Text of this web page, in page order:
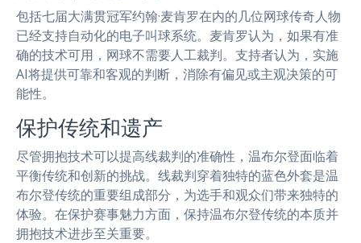
包括七届大满贯冠军约翰·麦肯罗在内的几位网球传奇人物
已经支持自动化的电子叫球系统。麦肯罗认为，如果有准
确的技术可用，网球不需要人工裁判。支持者认为，实施
AI将提供可靠和客观的判断，消除有偏见或主观决策的可
能性。
保护传统和遗产
尽管拥抱技术可以提高线裁判的准确性，温布尔登面临着
平衡传统和创新的挑战。线裁判穿着独特的蓝色外套是温
布尔登传统的重要组成部分，为选手和观众们带来独特的
体验。在保护赛事魅力方面，保持温布尔登传统的本质并
拥抱技术进步至关重要。